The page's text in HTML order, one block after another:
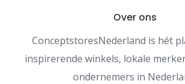
Over ons
ConceptstoresNederland is hét
inspirerende winkels, lokale
ondernemers in